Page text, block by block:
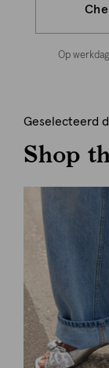
Op
Geselecteerd
Shop